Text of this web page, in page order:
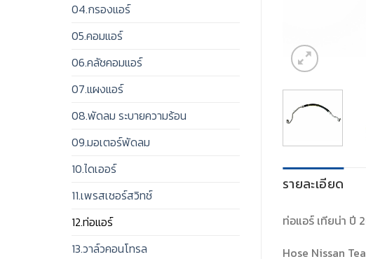
04.กรองแอร์
05.คอมแอร์
06.คลัชคอมแอร์
07.แผงแอร์
08.พัดลม ระบายความร้อน
09.มอเตอร์พัดลม
10.ไดเออร์
11.เพรสเชอร์สวิทช์
12.ท่อแอร์
13.วาล์วคอนโทรล
รายละเอียด
ท่อแอร์ เทียน่า ปี
Hose Nissan